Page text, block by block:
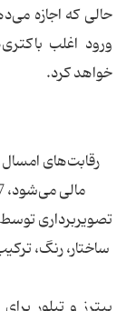
حالی که اجازه
ورود اغلب
خواهد کرد.
رقابت‌های
تصویربرداری
ساختار، رنگ،